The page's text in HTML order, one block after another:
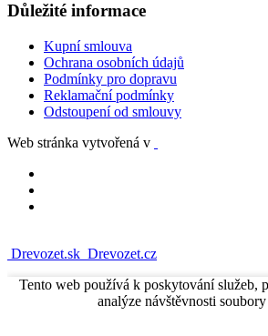
Důležité informace
Kupní smlouva
Ochrana osobních údajů
Podmínky pro dopravu
Reklamační podmínky
Odstoupení od smlouvy
Web stránka vytvořená v
Drevozet.sk Drevozet.cz
Tento web používá k poskytování služeb,
analýze návštěvnosti